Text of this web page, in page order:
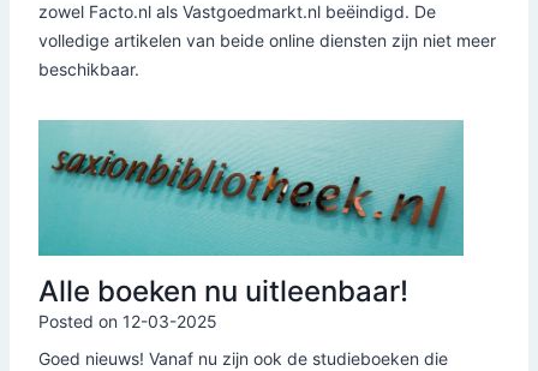
zowel Facto.nl als Vastgoedmarkt.nl beëindigd. De
volledige artikelen van beide online diensten zijn niet meer
beschikbaar.
Alle boeken nu uitleenbaar!
Posted on 12-03-2025
Goed nieuws! Vanaf nu zijn ook de studieboeken die